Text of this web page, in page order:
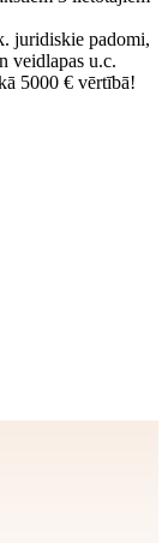
juridiskie padomi,
veidlapas u.c.
5000 € vērtībā!